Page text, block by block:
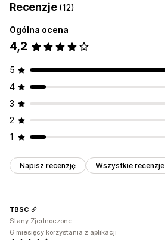
Recenzje (12)
Ogólna ocena
4,2
5
4
3
2
1
Napisz recenzję Wszystkie recenzje
TBSC
Stany Zjednoczone
6 miesięcy korzystania z aplikacji